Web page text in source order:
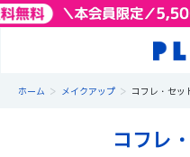
ホーム > メイクアップ > コフレ・セッ
コフレ